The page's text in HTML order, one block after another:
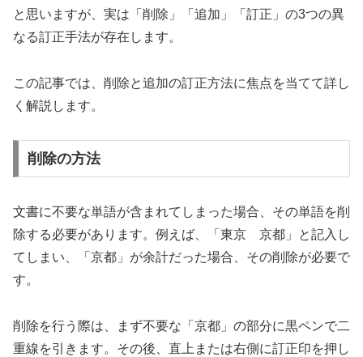
と思いますが、実は「削除」「追加」「訂正」の3つの異
なる訂正手法が存在します。
この記事では、削除と追加の訂正方法に焦点を当てて詳し
く解説します。
削除の方法
文書に不要な単語が含まれてしまった場合、その単語を削
除する必要があります。例えば、「東京 京都」と記入し
てしまい、「京都」が余計だった場合、その削除が必要で
す。
削除を行う際は、まず不要な「京都」の部分に黒ペンで二
重線を引きます。その後、直上または右側に訂正印を押し